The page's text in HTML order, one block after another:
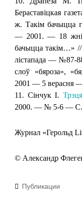
Бераставіцкая
ж. Такім бачыцца
— 2001. — 18
бачыцца такім…»
лістапада — №87-
слоў «бяроза»,
2001 — 5 верасня
11. Сінчук I.
2000. — № 5-6 — С.
Журнал «Герольд
© Александр
Рубрики
Публикации